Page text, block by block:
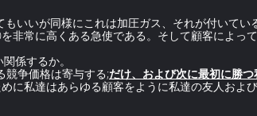
いいが同様にこれは加圧ガス、それが付いて
非常に高くある急使である。そして顧客によっ
係するか。
競争価格は寄与する;だけ、および次に最初に勝つ
に私達はあらゆる顧客をように私達の友人およ